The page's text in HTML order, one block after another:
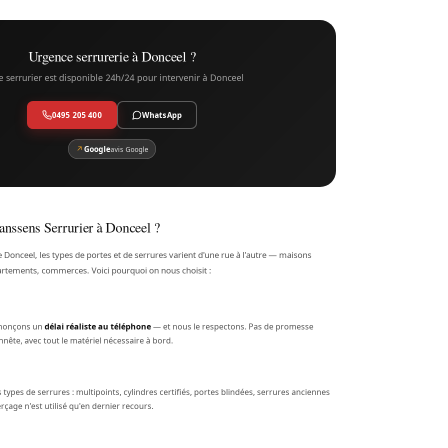
Urgence serrurerie à Donceel ?
serrurier est disponible 24h/24 pour intervenir à Donceel
0495 205 400 WhatsApp
↗ Googleavis Google
Serrurier à Donceel ?
Donceel, les types de portes et de serrures varient d'une rue à l'autre — maisons
commerces. Voici pourquoi on nous choisit :
un délai réaliste au téléphone— et nous le respectons. Pas de promesse
avec tout le matériel nécessaire à bord.
de serrures : multipoints, cylindres certifiés, portes blindées, serrures anciennes
n'est utilisé qu'en dernier recours.